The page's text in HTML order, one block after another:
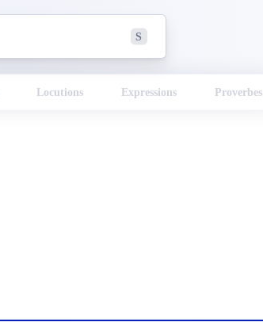
S
Locutions Expressions Proverbes